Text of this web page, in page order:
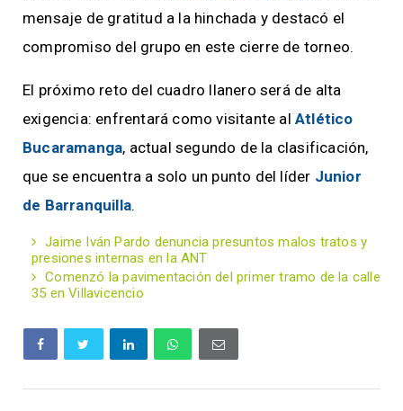
mensaje de gratitud a la hinchada y destacó el
compromiso del grupo en este cierre de torneo.
El próximo reto del cuadro llanero será de alta
exigencia: enfrentará como visitante alAtlético
Bucaramanga, actual segundo de la clasificación,
que se encuentra a solo un punto del líder Junior
de Barranquilla.
Jaime Iván Pardo denuncia presuntos malos tratos y
presiones internas en la ANT
Comenzó la pavimentación del primer tramo de la calle
35 en Villavicencio